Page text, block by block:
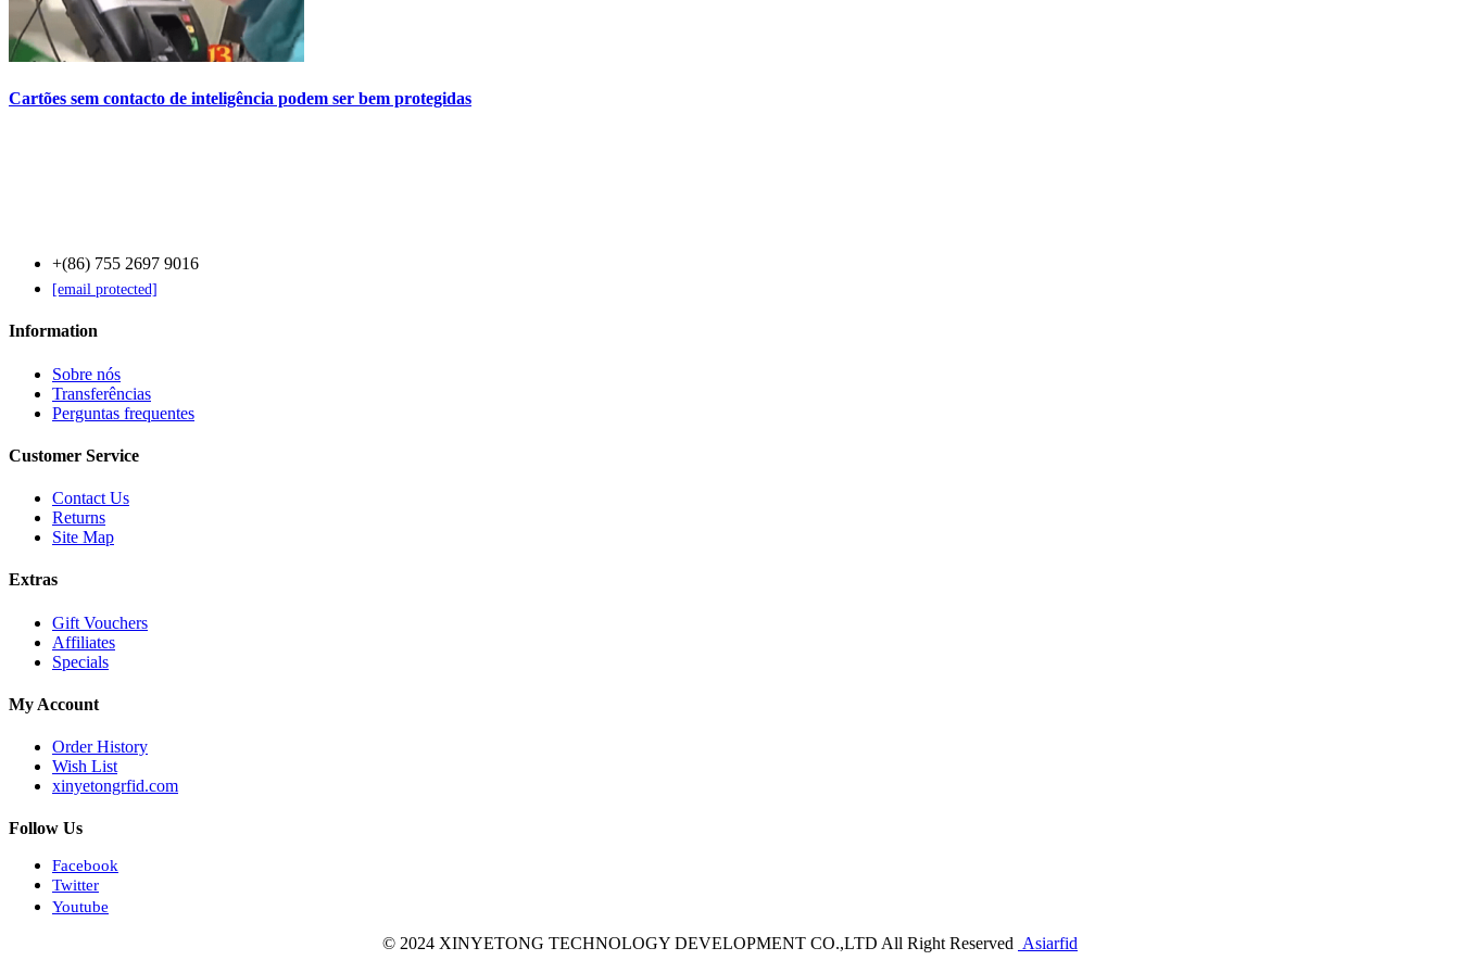
Cartões sem contacto de inteligência podem ser bem protegidas
+(86) 755 2697 9016
[email protected]
Information
Sobre nós
Transferências
Perguntas frequentes
Customer Service
Contact Us
Returns
Site Map
Extras
Gift Vouchers
Affiliates
Specials
My Account
Order History
Wish List
xinyetongrfid.com
Follow Us
Facebook
Twitter
Youtube
© 2024 XINYETONG TECHNOLOGY DEVELOPMENT CO.,LTD All Right Reserved Asiarfid